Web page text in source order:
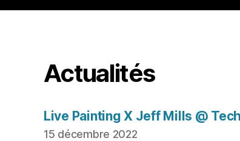
Actualités
Live Painting X Jeff Mills @
15 décembre 2022